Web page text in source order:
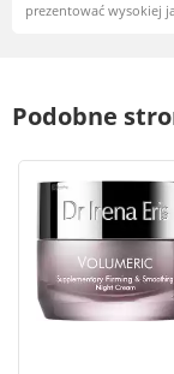
prezentować wysokiej
Podobne